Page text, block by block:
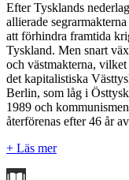
Efter Tysklands
allierade
att förhindra framtida
Tyskland. Men snart
och västmakterna,
det kapitalistiska
Berlin, som låg i
1989 och
återförenas efter 46 år
+ Läs mer